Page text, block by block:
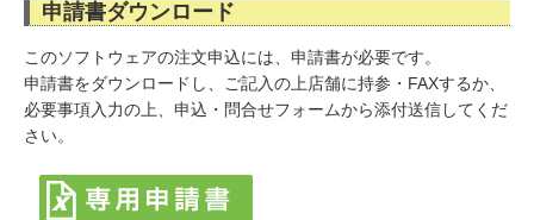
申請書ダウンロード
このソフトウェアの注文申込には、申請書が必要です。
申請書をダウンロードし、ご記入の上店舗に持参・FAXするか、
必要事項入力の上、申込・問合せフォームから添付送信してくだ
さい。